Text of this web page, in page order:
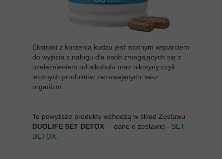
Ekstrakt z korzenia kudzu jest istotnym wsparciem
do wyjścia z nałogu dla osób zmagających się z
uzależnieniem od alkoholu oraz nikotyny czyli
istotnych produktów zatruwających nasz
organizm.
Te powyższe produkty wchodzą w skład Zestawu
DUOLIFE SET DETOX – dane o zestawie - SET
DETOX